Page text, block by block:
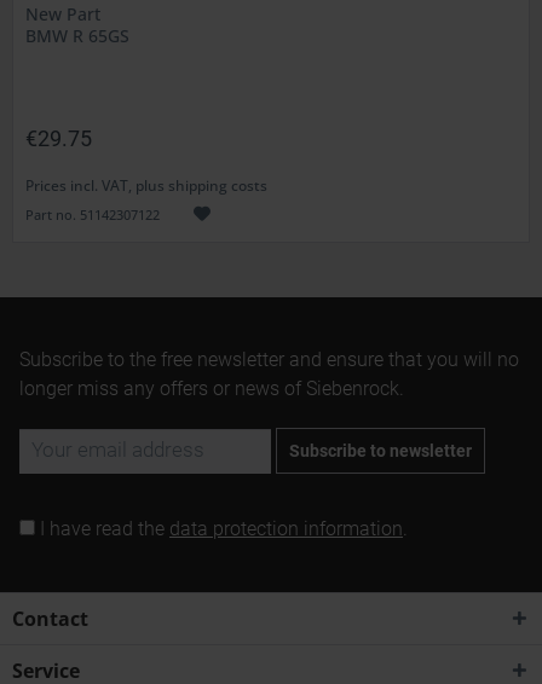
New Part
BMW R 65GS
€29.75
Prices incl. VAT, plus shipping costs
Part no. 51142307122
Subscribe to the free newsletter and ensure that you will no
longer miss any offers or news of Siebenrock.
Subscribe to newsletter
I have read the data protection information
Contact
Service